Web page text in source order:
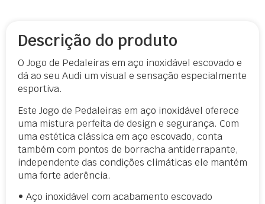
Descrição do produto
O Jogo de Pedaleiras em aço inoxidável escovado e
dá ao seu Audi um visual e sensação especialmente
esportiva.
Este Jogo de Pedaleiras em aço inoxidável oferece
uma mistura perfeita de design e segurança. Com
uma estética clássica em aço escovado, conta
também com pontos de borracha antiderrapante,
independente das condições climáticas ele mantém
uma forte aderência.
• Aço inoxidável com acabamento escovado